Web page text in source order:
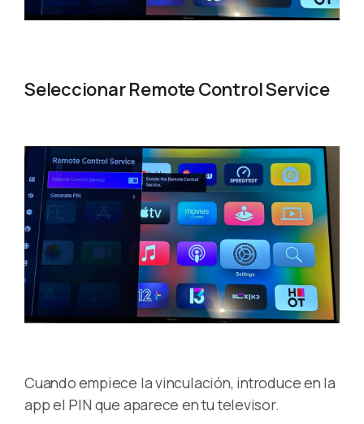
Seleccionar Remote Control Service
Cuando empiece la vinculación, introduce en la
app el PIN que aparece en tu televisor.